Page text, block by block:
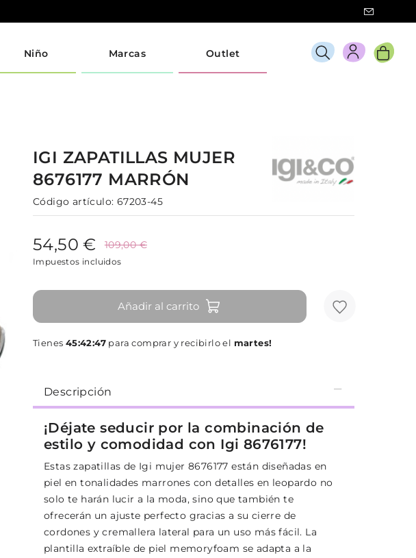
Niño Marcas Outlet
IGI ZAPATILLAS MUJER
8676177 MARRÓN
Código artículo: 67203-45
54,50 € 109,00 €
Impuestos incluidos
Añadir al carrito
Tienes 45:42:46 para comprar y recibirlo el martes!
Descripción
¡Déjate seducir por la combinación de
estilo y comodidad con Igi 8676177!
Estas zapatillas de Igi mujer 8676177 están diseñadas en
piel en tonalidades marrones con detalles en leopardo no
solo te harán lucir a la moda, sino que también te
ofrecerán un ajuste perfecto gracias a su cierre de
cordones y cremallera lateral para un uso más fácil. La
plantilla extraíble de piel memoryfoam se adapta a la